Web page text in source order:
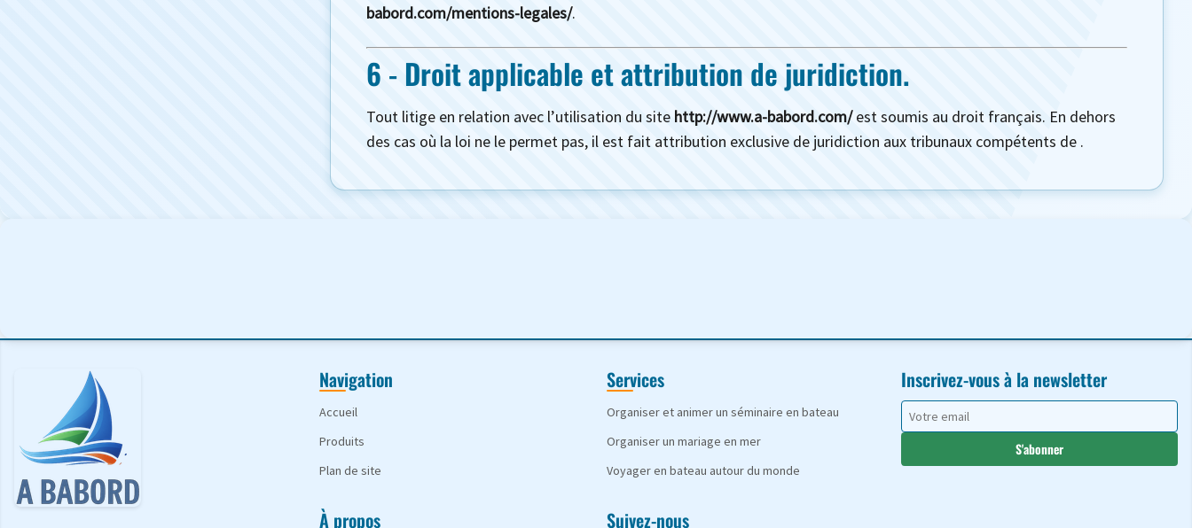
babord.com/mentions-legales/.
6 - Droit applicable et attribution de juridiction.
Tout litige en relation avec l’utilisation du site http://www.a-babord.com/est soumis au droit français. En dehors
des cas où la loi ne le permet pas, il est fait attribution exclusive de juridiction aux tribunaux compétents de .
Navigation
Accueil
Produits
Plan de site
Services
Organiser et animer un séminaire en bateau
Organiser un mariage en mer
Voyager en bateau autour du monde
À propos Suivez-nous
Inscrivez-vous à la newsletter
S'abonner